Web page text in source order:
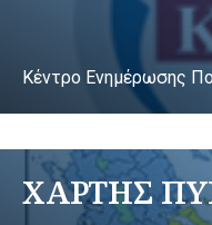
Κέντρο Ενημέρωσης
ΧΑΡΤΗΣ